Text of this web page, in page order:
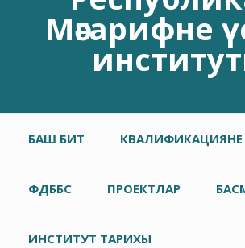
Мәгарифне
Төп меню
БАШ БИТ КВАЛИФИКАЦИЯНЕ
ФДББС ПРОЕКТЛАР
ИНСТИТУТ ТАРИХЫ